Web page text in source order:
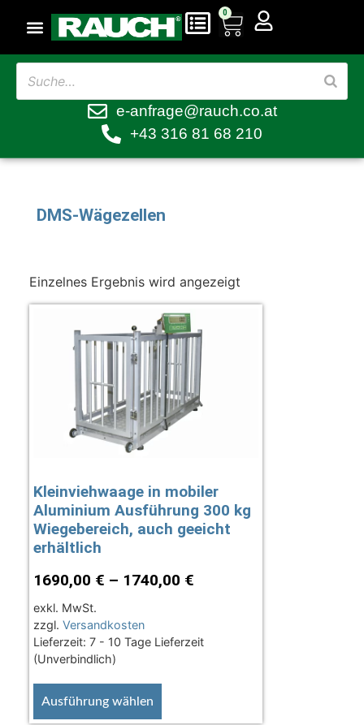
0
e-anfrage@rauch.co.at
+43 316 81 68 210
DMS-Wägezellen
Einzelnes Ergebnis wird angezeigt
Kleinviehwaage in mobiler
Aluminium Ausführung 300 kg
Wiegebereich, auch geeicht
erhältlich
1690,00 € – 1740,00 €
exkl. MwSt.
zzgl. Versandkosten
Lieferzeit: 7 - 10 Tage Lieferzeit
(Unverbindlich)
Ausführung wählen